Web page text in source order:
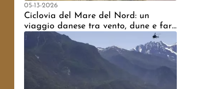
05-13-2026
Ciclovia del Mare del Nord: un
viaggio danese tra vento, dune e fari
in bicicletta